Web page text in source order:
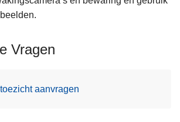
Vragen
aanvragen